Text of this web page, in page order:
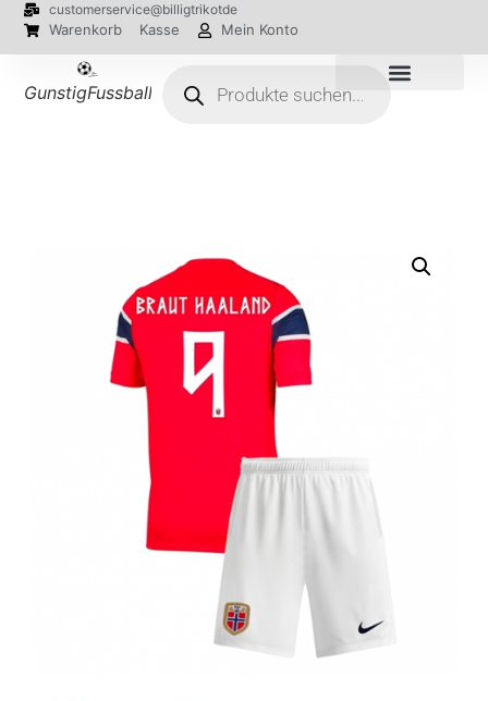
customerservice@billigtrikotde
Warenkorb Kasse Mein Konto
GunstigFussballTrikot